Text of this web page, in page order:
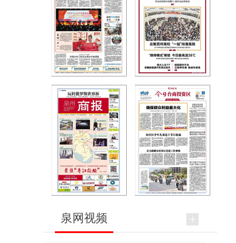
泉网视频